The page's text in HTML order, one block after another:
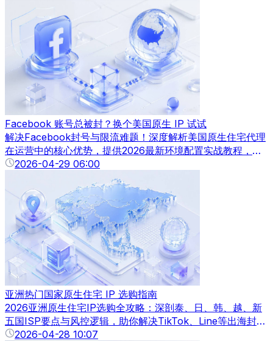
Facebook 账号总被封？换个美国原生 IP 试试
解决Facebook封号与限流难题！深度解析美国原生住宅代理
在运营中的核心优势，提供2026最新环境配置实战教程，助
您提升账号权重与投放稳定性。
2026-04-29 06:00
亚洲热门国家原生住宅 IP 选购指南
2026亚洲原生住宅IP选购全攻略：深剖泰、日、韩、越、新
五国ISP要点与风控逻辑，助你解决TikTok、Line等出海封号
难题。
2026-04-28 10:07